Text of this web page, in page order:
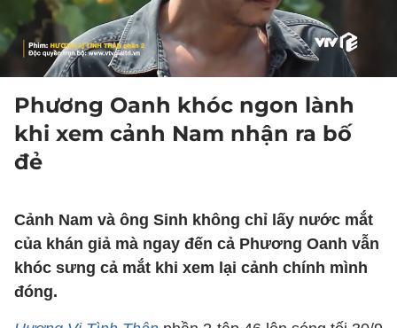
Phương Oanh khóc ngon lành
khi xem cảnh Nam nhận ra bố
đẻ
Cảnh Nam và ông Sinh không chỉ lấy nước mắt
của khán giả mà ngay đến cả Phương Oanh vẫn
khóc sưng cả mắt khi xem lại cảnh chính mình
đóng.